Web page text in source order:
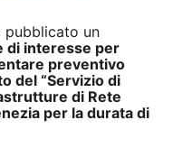
pubblicato un
di interesse per
preventivo
del “Servizio di
di Rete
per la durata di